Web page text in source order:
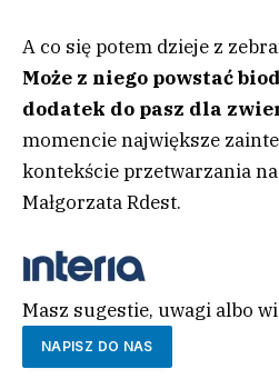
A co się potem dzieje z
Może z niego powstać
dodatek do pasz dla
momencie największe
kontekście przetwarzania
Małgorzata Rdest.
Masz sugestie, uwagi albo
NAPISZ DO NAS